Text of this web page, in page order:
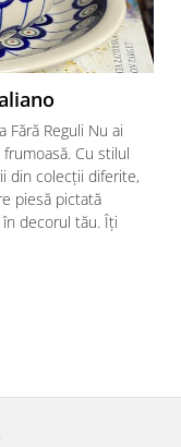
Fără Reguli Nu ai
Cu stilul
din colecții diferite,
piesă pictată
decorul tău. Îți